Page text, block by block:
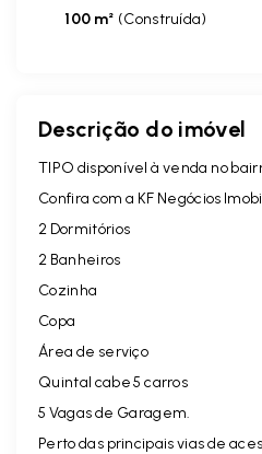
100 m² (Construída)
Descrição do imóvel
TIPO disponível à venda no
Confira com a KF Negócios
2 Dormitórios
2 Banheiros
Cozinha
Copa
Área de serviço
Quintal cabe 5 carros
5 Vagas de Garagem.
Perto das principais vias de